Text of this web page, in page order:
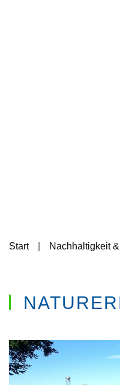
Start Nachhaltigkeit